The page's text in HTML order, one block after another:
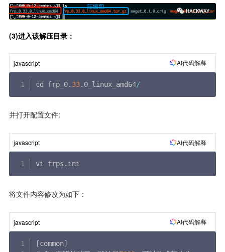
(3)进入该解压目录：
javascript AI代码解释
cd frp_0. 33. 0_linux_amd64/
并打开配置文件:
javascript AI代码解释
vi frps . ini
将文件内容修改为如下：
javascript AI代码解释
[common]